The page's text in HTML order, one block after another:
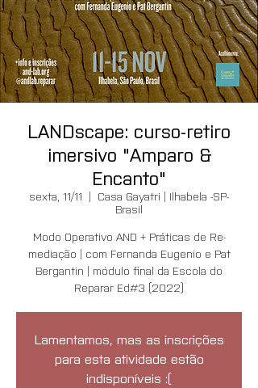
LANDscape: curso-retiro
imersivo "Amparo &
Encanto"
sexta, 11/11
  |
Casa Gayatri | Ilhabela -SP-
Brasil
Modo Operativo AND + Práticas de Re-
mediação | com Fernanda Eugenio e Pat
Bergantin | módulo final da Escola do
Reparar Ed#3 (2022)
Lamentamos, mas as inscrições
para esta atividade estão
indisponíveis :(